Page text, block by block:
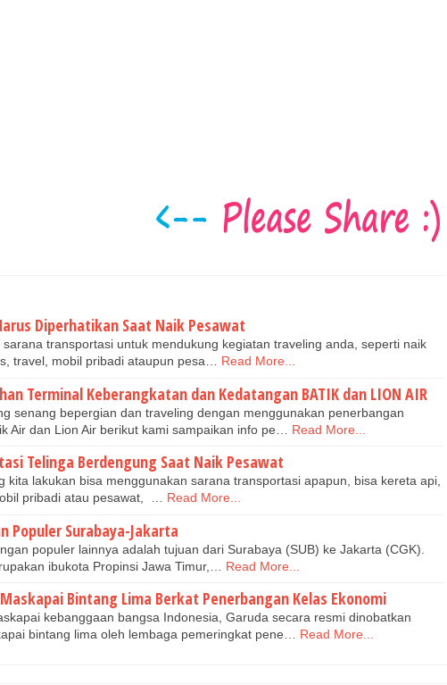
Diperhatikan Saat Naik Pesawat
sarana transportasi untuk mendukung kegiatan traveling anda, seperti naik
travel, mobil pribadi ataupun pesa…
Read More...
Terminal Keberangkatan dan Kedatangan BATIK dan LION AIR
senang bepergian dan traveling dengan menggunakan penerbangan
Air dan Lion Air berikut kami sampaikan info pe…
Read More...
Telinga Berdengung Saat Naik Pesawat
kita lakukan bisa menggunakan sarana transportasi apapun, bisa kereta api,
pribadi atau pesawat, …
Read More...
Populer Surabaya-Jakarta
populer lainnya adalah tujuan dari Surabaya (SUB) ke Jakarta (CGK).
ibukota Propinsi Jawa Timur,…
Read More...
Bintang Lima Berkat Penerbangan Kelas Ekonomi
kebanggaan bangsa Indonesia, Garuda secara resmi dinobatkan
bintang lima oleh lembaga pemeringkat pene…
Read More...